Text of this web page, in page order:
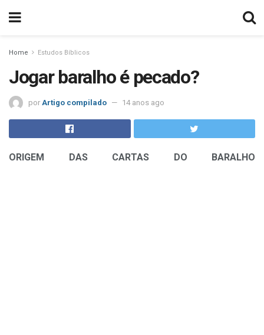
Home Estudos Bíblicos
Jogar baralho é pecado?
por Artigo compilado 14 anos ago
ORIGEM DAS CARTAS DO BARALHO